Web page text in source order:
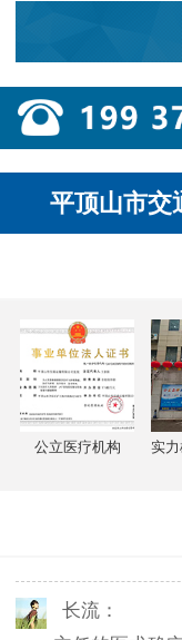
平顶山市交
公立医疗机构 实
小李：
医院环境不错
不然排队都要排好
长流：
主任的医术确